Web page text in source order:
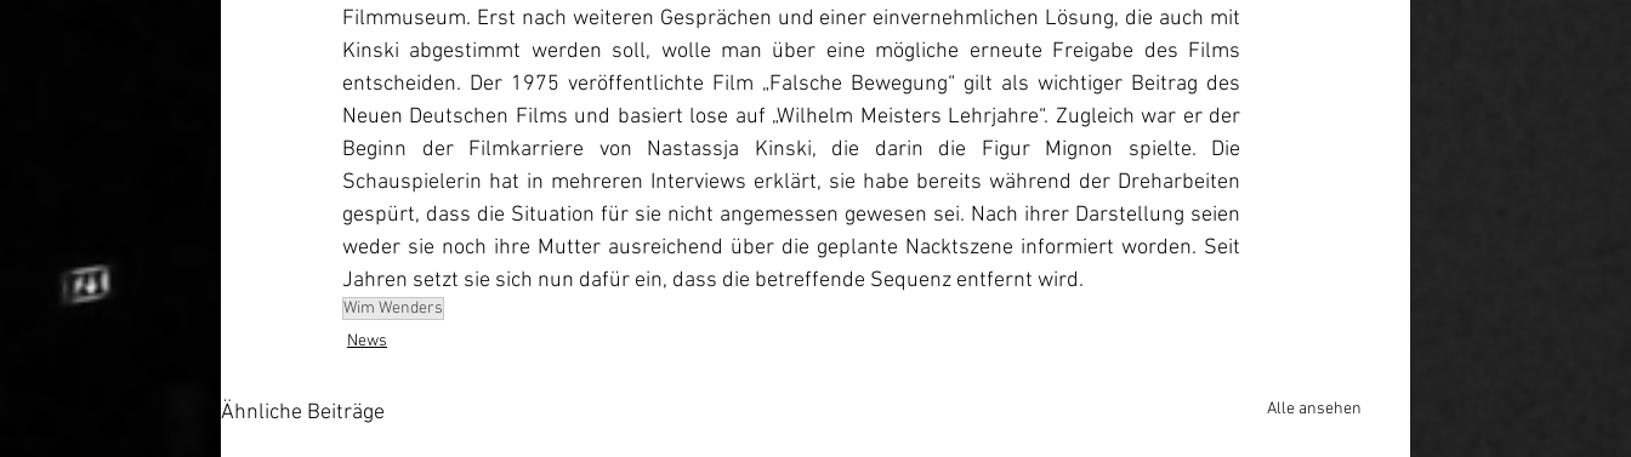
Filmmuseum. Erst nach weiteren Gesprächen und einer einvernehmlichen Lösung, die auch mit
Kinski abgestimmt werden soll, wolle man über eine mögliche erneute Freigabe des Films
entscheiden. Der 1975 veröffentlichte Film „Falsche Bewegung“ gilt als wichtiger Beitrag des
Neuen Deutschen Films und basiert lose auf „Wilhelm Meisters Lehrjahre“. Zugleich war er der
Beginn der Filmkarriere von Nastassja Kinski, die darin die Figur Mignon spielte. Die
Schauspielerin hat in mehreren Interviews erklärt, sie habe bereits während der Dreharbeiten
gespürt, dass die Situation für sie nicht angemessen gewesen sei. Nach ihrer Darstellung seien
weder sie noch ihre Mutter ausreichend über die geplante Nacktszene informiert worden. Seit
Jahren setzt sie sich nun dafür ein, dass die betreffende Sequenz entfernt wird.
Wim Wenders
News
Ähnliche Beiträge Alle ansehen